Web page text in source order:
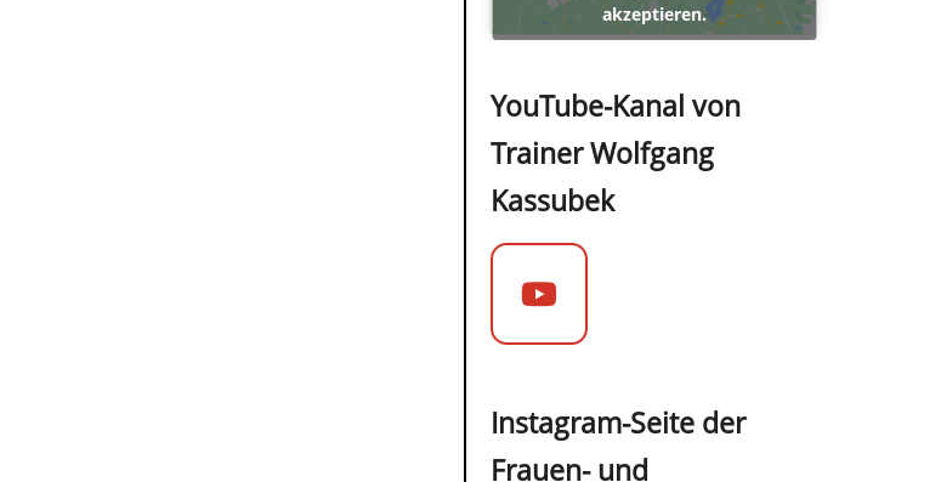
akzeptieren.
YouTube-Kanal von
Trainer Wolfgang
Kassubek
Instagram-Seite der
Frauen- und